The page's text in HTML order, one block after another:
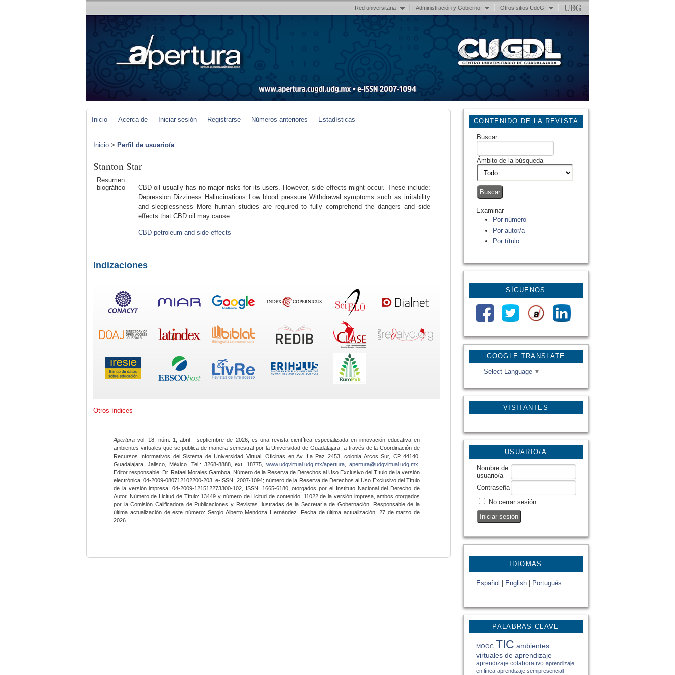
Red universitaria Administración y Gobierno Otros sitios UdeG
GOOGLE TRANSLATE
Select Language ▼
VISITANTES
CONTENIDO DE LA REVISTA
Buscar
Ámbito de la búsqueda
Examinar
Por número
Por autor/a
Por título
SÍGUENOS
USUARIO/A
Nombre de
usuario/a
Contraseña
No cerrar sesión
IDIOMAS
Español English Portugués
PALABRAS CLAVE
MOOC TIC ambientes
virtuales de aprendizaje
aprendizaje colaborativo aprendizaje
en línea aprendizaje semipresencial
Inicio Acerca de Iniciar sesión Registrarse Números anteriores Estadísticas
Inicio > Perfil de usuario/a
Stanton Star
Resumen
biográfico
CBD oil usually has no major risks for its users. However, side effects might occur. These include:
Depression Dizziness Hallucinations Low blood pressure Withdrawal symptoms such as irritability
and sleeplessness More human studies are required to fully comprehend the dangers and side
effects that CBD oil may cause.
CBD petroleum and side effects
Indizaciones
Otros índices
Apertura vol. 18, núm. 1, abril - septiembre de 2026, es una revista científica especializada en innovación educativa en
ambientes virtuales que se publica de manera semestral por la Universidad de Guadalajara, a través de la Coordinación de
Recursos Informativos del Sistema de Universidad Virtual. Oficinas en Av. La Paz 2453, colonia Arcos Sur, CP 44140,
Guadalajara, Jalisco, México. Tel.: 3268-8888, ext. 18775,www.udgvirtual.udg.mx/apertura apertura@udgvirtual.udg.mx
Editor responsable: Dr. Rafael Morales Gamboa. Número de la Reserva de Derechos al Uso Exclusivo del Título de la versión
electrónica: 04-2009-080712102200-203, e-ISSN: 2007-1094; número de la Reserva de Derechos al Uso Exclusivo del Título
de la versión impresa: 04-2009-121512273300-102, ISSN: 1665-6180, otorgados por el Instituto Nacional del Derecho de
Autor. Número de Licitud de Título: 13449 y número de Licitud de contenido: 11022 de la versión impresa, ambos otorgados
por la Comisión Calificadora de Publicaciones y Revistas Ilustradas de la Secretaría de Gobernación. Responsable de la
última actualización de este número: Sergio Alberto Mendoza Hernández. Fecha de última actualización: 27 de marzo de
2026.